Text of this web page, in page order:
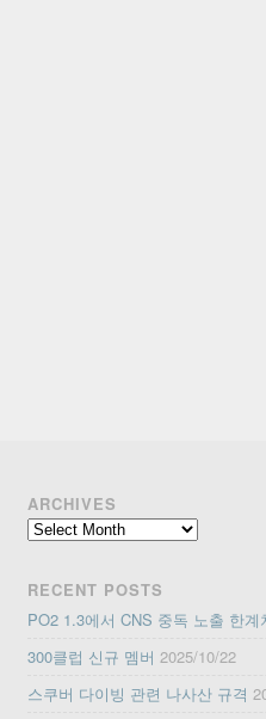
ARCHIVES
Archives
RECENT POSTS
PO2 1.3에서 CNS 중독 노출 한계
300클럽 신규 멤버 2025/10/22
스쿠버 다이빙 관련 나사산 규격